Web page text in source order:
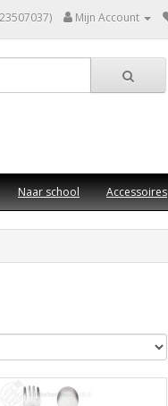
Mijn Account
Naar school Accessoires